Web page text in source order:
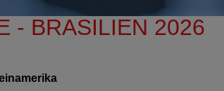
- BRASILIEN 2026